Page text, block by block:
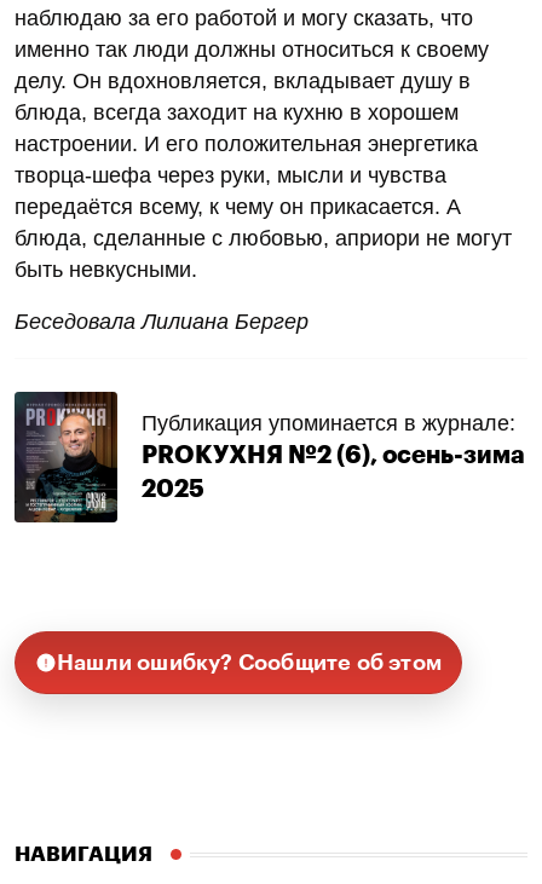
наблюдаю за его работой и могу сказать, что
именно так люди должны относиться к своему
делу. Он вдохновляется, вкладывает душу в
блюда, всегда заходит на кухню в хорошем
настроении. И его положительная энергетика
творца-шефа через руки, мысли и чувства
передаётся всему, к чему он прикасается. А
блюда, сделанные с любовью, априори не могут
быть невкусными.
Беседовала Лилиана Бергер
Публикация упоминается в журнале:
PROКУХНЯ №2 (6), осень-зима
2025
Нашли ошибку? Сообщите об этом
НАВИГАЦИЯ